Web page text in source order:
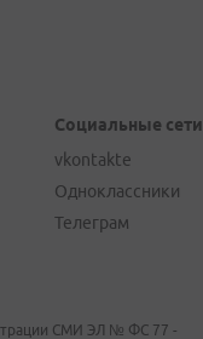
Социальные сети
vkontakte
Одноклассники
Телеграм
СМИ ЭЛ № ФС 77 -